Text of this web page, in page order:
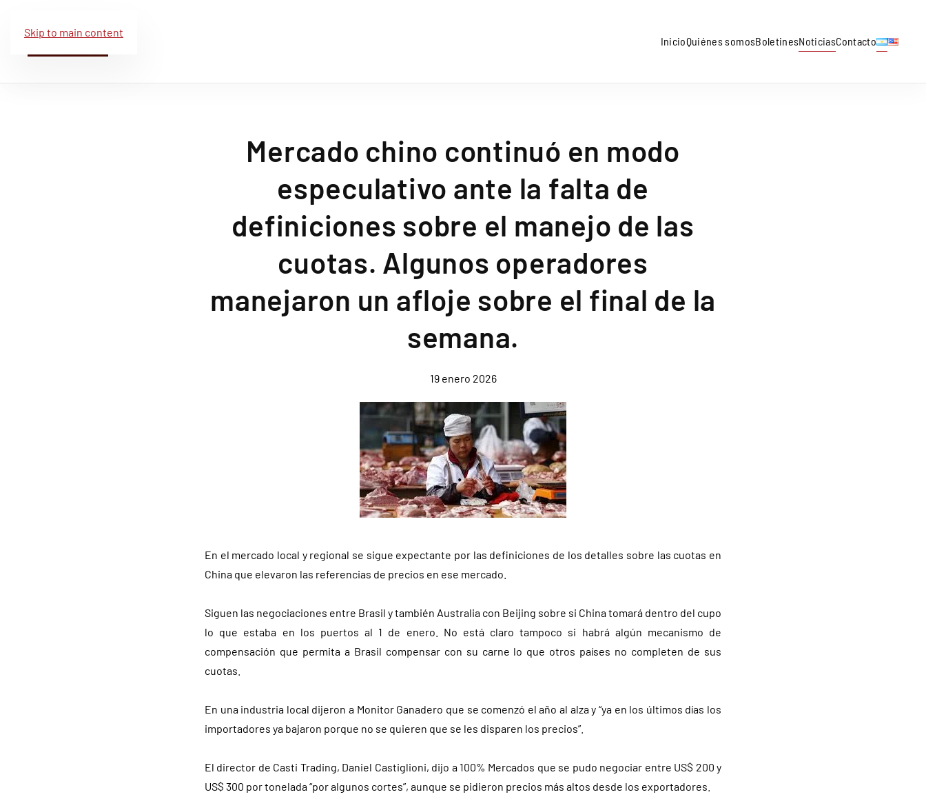
Skip to main content
InicioQuiénes somosBoletinesNoticiasContacto
Mercado chino continuó en modo
especulativo ante la falta de
definiciones sobre el manejo de las
cuotas. Algunos operadores
manejaron un afloje sobre el final de la
semana.
19 enero 2026
En el mercado local y regional se sigue expectante por las definiciones de los detalles sobre las cuotas en
China que elevaron las referencias de precios en ese mercado.
Siguen las negociaciones entre Brasil y también Australia con Beijing sobre si China tomará dentro del cupo
lo que estaba en los puertos al 1 de enero. No está claro tampoco si habrá algún mecanismo de
compensación que permita a Brasil compensar con su carne lo que otros países no completen de sus
cuotas.
En una industria local dijeron a Monitor Ganadero que se comenzó el año al alza y “ya en los últimos días los
importadores ya bajaron porque no se quieren que se les disparen los precios”.
El director de Casti Trading, Daniel Castiglioni, dijo a 100% Mercados que se pudo negociar entre US$ 200 y
US$ 300 por tonelada “por algunos cortes”, aunque se pidieron precios más altos desde los exportadores.